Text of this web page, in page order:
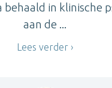
in klinische
aan de ...
Lees verder